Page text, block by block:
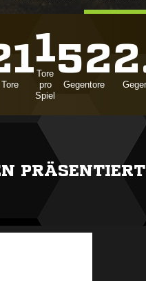
Tore
1
Tore
pro
Spiel
52
Gegentore